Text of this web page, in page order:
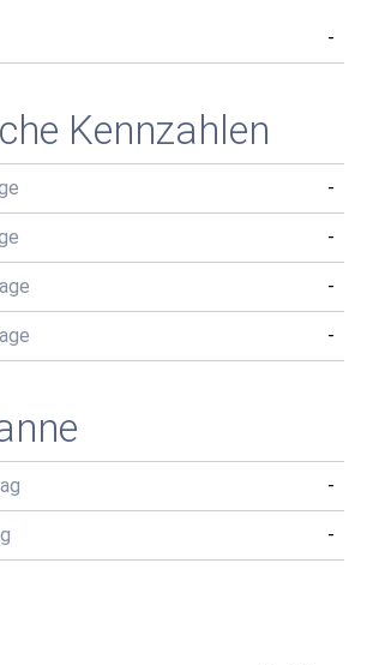
-
Kennzahlen
-
-
-
-
-
-